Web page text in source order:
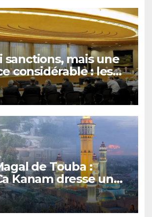
sanctions, mais une
considérable : les
Financial Stability
de Touba :
Kanam dresse un
et se fixe un
7 milliards FCFA